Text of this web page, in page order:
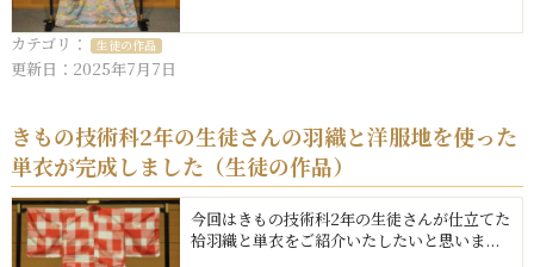
カテゴリ： 生徒の作品
更新日：2025年7月7日
きもの技術科2年の生徒さんの羽織と洋服地を使った
単衣が完成しました（生徒の作品）
今回はきもの技術科2年の生徒さんが仕立てた
袷羽織と単衣をご紹介いたしたいと思いま...